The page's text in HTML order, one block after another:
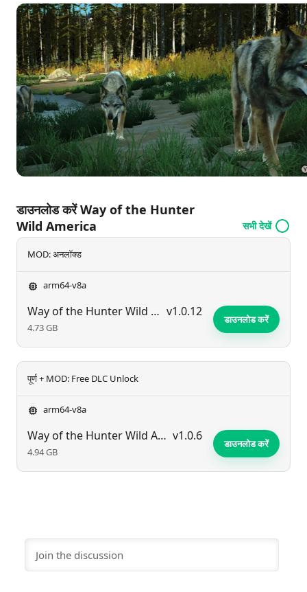
प्रतिक्रियाशील पारिस्थितिकी तंत्र प्रस्तुत करता है जो खिलाड़ी के
विकल्पों से आकार लेता है। जटिल पशु व्यवहारों, एक ट्रॉफी संग्रह
प्रणाली, और कस्टमाइज़ेबल उपकरणों के साथ, खिलाड़ी कहानी को आगे
बढ़ाने या जीवंत, विकसित होते वातावरण में बिना किसी प्रतिबंध के शिकार
का आनंद लेने के लिए चुन सकते हैं।
डाउनलोड करें Way of the Hunter
Wild America
सभी देखें
MOD: अनलॉक्ड
arm64-v8a
Way of the Hunter Wild America v1.0.12
4.73 GB
डाउनलोड करें
पूर्ण + MOD: Free DLC Unlock
arm64-v8a
Way of the Hunter Wild America v1.0.6
4.94 GB
डाउनलोड करें